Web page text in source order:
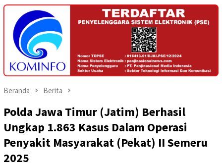
Beranda Berita
Polda Jawa Timur (Jatim) Berhasil
Ungkap 1.863 Kasus Dalam Operasi
Penyakit Masyarakat (Pekat) II Semeru
2025